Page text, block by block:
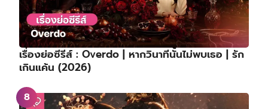
เรื่องย่อซีรีส์ : Overdo | หากวินาทีนั้นไม่พบเธอ | รัก
เกินแค้น (2026)